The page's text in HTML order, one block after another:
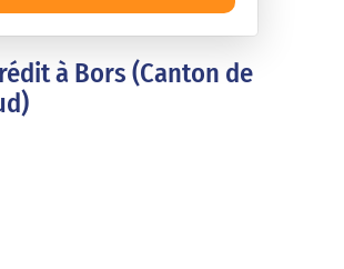
à Bors (Canton de